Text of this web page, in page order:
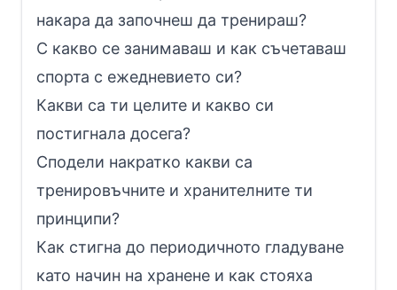
накара да започнеш да тренираш?
С какво се занимаваш и как съчетаваш
спорта с ежедневието си?
Какви са ти целите и какво си
постигнала досега?
Сподели накратко какви са
тренировъчните и хранителните ти
принципи?
Как стигна до периодичното гладуване
като начин на хранене и как стояха